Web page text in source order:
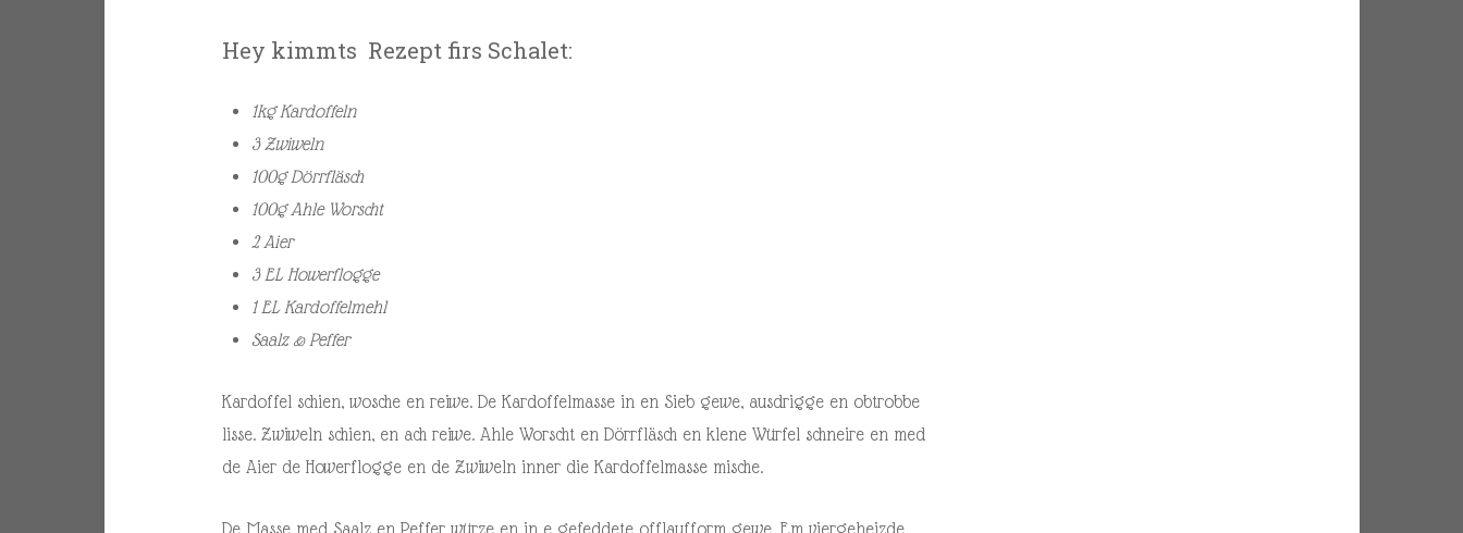
Hey kimmts Rezept firs Schalet:
1kg Kardoffeln
3 Zwiweln
100g Dörrfläsch
100g Ahle Worscht
2 Aier
3 EL Howerflogge
1 EL Kardoffelmehl
Saalz & Peffer
Kardoffel schien, wosche en reiwe. De Kardoffelmasse in en Sieb gewe, ausdrigge en obtrobbe
lisse. Zwiweln schien, en ach reiwe. Ahle Worscht en Dörrfläsch en klene Würfel schneire en med
de Aier de Howerflogge en de Zwiweln inner die Kardoffelmasse mische.